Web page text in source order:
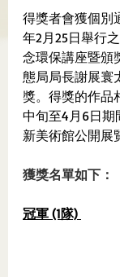
得獎者會獲個別
年2月25日舉行
念環保講座暨頒
態局局長謝展寰
獎。得獎的作品
中旬至4月6日期
新美術館公開展
獲獎名單如下：
冠軍 (1隊)